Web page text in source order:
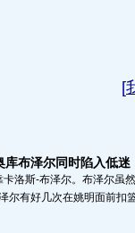
[
布泽尔同时陷入低迷
洛斯-布泽尔。布泽尔虽
尔有好几次在姚明面前扣